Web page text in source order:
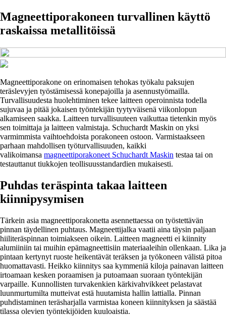
Magneettiporakoneen turvallinen käyttö
raskaissa metallitöissä
Magneettiporakone on erinomaisen tehokas työkalu paksujen
teräslevyjen työstämisessä konepajoilla ja asennustyömailla.
Turvallisuudesta huolehtiminen tekee laitteen operoinnista todella
sujuvaa ja pitää jokaisen työntekijän tyytyväisenä viikonlopun
alkamiseen saakka. Laitteen turvallisuuteen vaikuttaa tietenkin myös
sen toimittaja ja laitteen valmistaja. Schuchardt Maskin on yksi
varmimmista vaihtoehdoista porakoneen ostoon. Varmistaakseen
parhaan mahdollisen työturvallisuuden, kaikki
valikoimansa magneettiporakoneet Schuchardt Maskin testaa tai on
testauttanut tiukkojen teollisuusstandardien mukaisesti.
Puhdas teräspinta takaa laitteen
kiinnipysymisen
Tärkein asia magneettiporakonetta asennettaessa on työstettävän
pinnan täydellinen puhtaus. Magneettijalka vaatii aina täysin paljaan
hiiliteräspinnan toimiakseen oikein. Laitteen magneetti ei kiinnity
alumiiniin tai muihin epämagneettisiin materiaaleihin ollenkaan. Lika ja
pintaan kertynyt ruoste heikentävät teräksen ja työkoneen välistä pitoa
huomattavasti. Heikko kiinnitys saa kymmeniä kiloja painavan laitteen
irtoamaan kesken poraamisen ja putoamaan suoraan työntekijän
varpaille. Kunnollisten turvakenkien kärkivahvikkeet pelastavat
luunmurtumilta mutteivat estä huutamista hallin lattialla. Pinnan
puhdistaminen teräsharjalla varmistaa koneen kiinnityksen ja säästää
tilassa olevien työntekijöiden kuuloaistia.